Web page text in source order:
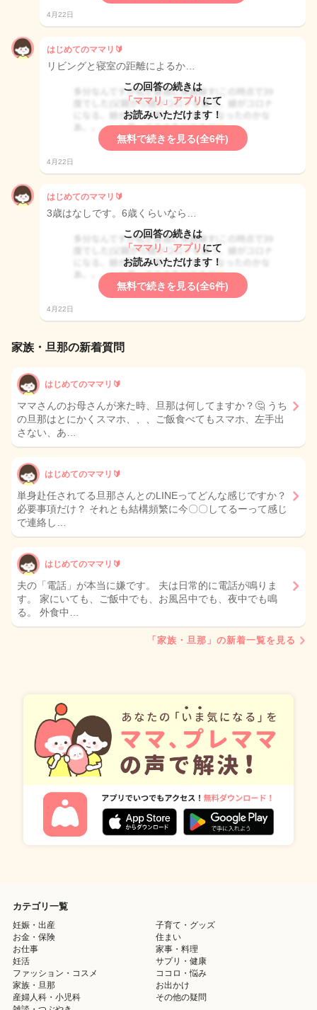
4月22日
はじめてのママリ🔰
リビングと寝室の距離によるか…
この回答の続きは
「ママリ」アプリ にて
お読みいただけます！
無料で続きを見る(全6件)
4月22日
はじめてのママリ🔰
3歳はなしです。6歳くらいなら…
この回答の続きは
「ママリ」アプリ にて
お読みいただけます！
無料で続きを見る(全6件)
4月22日
家族・旦那の新着質問
はじめてのママリ🔰
ママさんのお母さんが来た時、旦那は何してますか？🤔 うち
の旦那はとにかくスマホ、、、ご飯食べてもスマホ、左手出
さない、あ…
はじめてのママリ🔰
単身赴任されてる旦那さんとのLINEってどんな感じですか？
必要事項だけ？ それとも結構頻繁に今〇〇してるーって感じ
で連絡し…
はじめてのママリ🔰
夫の「電話」が本当に嫌です。 夫は日常的に電話が鳴りま
す。 家にいても、ご飯中でも、お風呂中でも、夜中でも鳴
る。 外食中…
「家族・旦那」の新着一覧を見る
カテゴリ一覧
妊娠・出産
子育て・グッズ
お金・保険
住まい
お仕事
家事・料理
妊活
サプリ・健康
ファッション・コスメ
ココロ・悩み
家族・旦那
お出かけ
産婦人科・小児科
その他の疑問